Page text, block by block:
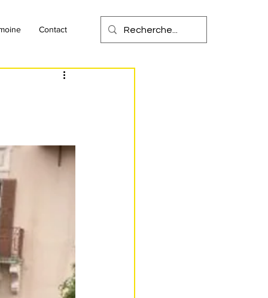
Contact